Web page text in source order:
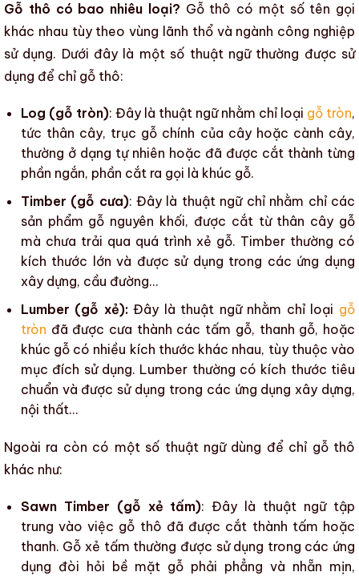
Gỗ thô có bao nhiêu loại? Gỗ thô có một số tên gọi
khác nhau tùy theo vùng lãnh thổ và ngành công nghiệp
sử dụng. Dưới đây là một số thuật ngữ thường được sử
dụng để chỉ gỗ thô:
Log (gỗ tròn): Đây là thuật ngữ nhằm chỉ loại gỗ tròn,
tức thân cây, trục gỗ chính của cây hoặc cành cây,
thường ở dạng tự nhiên hoặc đã được cắt thành từng
phần ngắn, phần cắt ra gọi là khúc gỗ.
Timber (gỗ cưa): Đây là thuật ngữ chỉ nhằm chỉ các
sản phẩm gỗ nguyên khối, được cắt từ thân cây gỗ
mà chưa trải qua quá trình xẻ gỗ. Timber thường có
kích thước lớn và được sử dụng trong các ứng dụng
xây dựng, cầu đường…
Lumber (gỗ xẻ):Đây là thuật ngữ nhằm chỉ loại gỗ
tròn đã được cưa thành các tấm gỗ, thanh gỗ, hoặc
khúc gỗ có nhiều kích thước khác nhau, tùy thuộc vào
mục đích sử dụng. Lumber thường có kích thước tiêu
chuẩn và được sử dụng trong các ứng dụngxây dựng,
nội thất…
Ngoài ra còn có một số thuật ngữ dùng để chỉ gỗ thô
khác như:
Sawn Timber (gỗ xẻ tấm): Đây là thuật ngữ tập
trung vào việc gỗ thô đã được cắt thành tấm hoặc
thanh. Gỗ xẻ tấm thường được sử dụng trong các ứng
dụng đòi hỏi bề mặt gỗ phải phẳng và nhẵn mịn,